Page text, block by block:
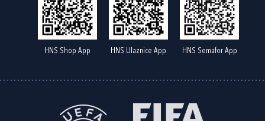
HNS Shop App HNS Ulaznice App HNS Semafor App